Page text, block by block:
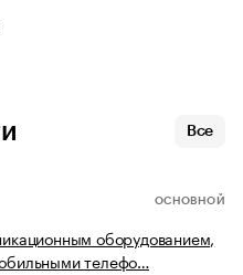
Все
ОСНОВНОЙ
оборудованием,
телефо…